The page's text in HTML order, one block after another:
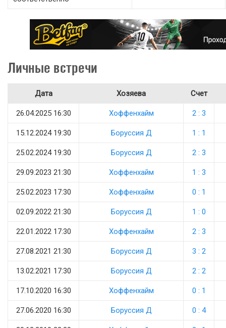
Личные встречи
Дата Хозяева Счет
26.04.2025 16:30 Хоффенхайм 2 : 3
15.12.2024 19:30 Боруссия Д 1 : 1
25.02.2024 19:30 Боруссия Д 2 : 3
29.09.2023 21:30 Хоффенхайм 1 : 3
25.02.2023 17:30 Хоффенхайм 0 : 1
02.09.2022 21:30 Боруссия Д 1 : 0
22.01.2022 17:30 Хоффенхайм 2 : 3
27.08.2021 21:30 Боруссия Д 3 : 2
13.02.2021 17:30 Боруссия Д 2 : 2
17.10.2020 16:30 Хоффенхайм 0 : 1
27.06.2020 16:30 Боруссия Д 0 : 4